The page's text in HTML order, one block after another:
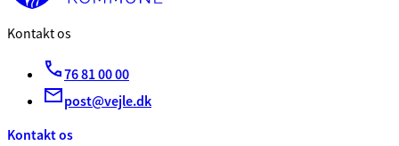
Kontakt os
76 81 00 00
post@vejle.dk
Kontakt os